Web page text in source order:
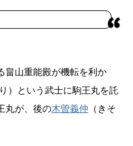
畠山重能殿が機転を利か
）という武士に駒王丸を託
丸が、後の木曽義仲 （きそ